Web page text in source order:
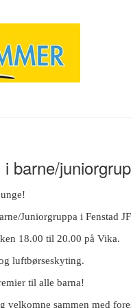
barne/
Juniorgruppa i Fenstad
18.00 til 20.00 på Vika.
luftbørseskyting.
til alle barna!
velkomne sammen med